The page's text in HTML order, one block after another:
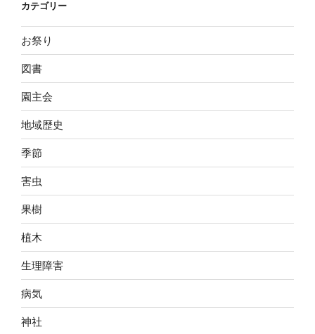
カテゴリー
お祭り
図書
園主会
地域歴史
季節
害虫
果樹
植木
生理障害
病気
神社